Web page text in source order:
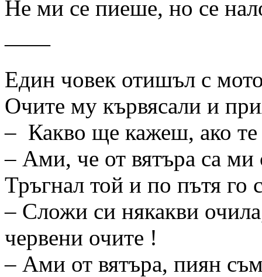
Не ми се пиеше, но се
——
Един човек отишъл с
Очите му кървясали и
– Какво ще кажеш, ако те
– Ами, че от вятъра са ми
Тръгнал той и по пътя го
– Сложи си някакви
червени очите !
– Ами от вятъра, пиян